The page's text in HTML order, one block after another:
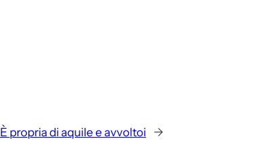
È propria di aquile e avvoltoi →